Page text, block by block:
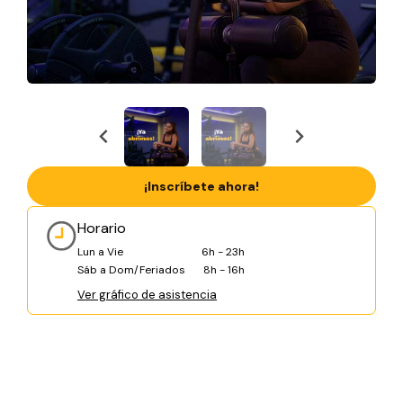
Horario
Lun a Vie
6h - 23h
Sáb a Dom/Feriados
8h - 16h
Ver gráfico de asistencia
¡Inscríbete ahora!